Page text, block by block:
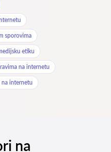
sporovima
etiku
na internetu
na internetu
na